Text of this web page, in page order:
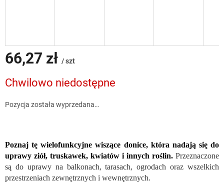
66,27 zł / szt
jednostkowa:
Chwilowo niedostępne
Pozycja została wyprzedana…
Poznaj tę wielofunkcyjne wiszące donice, która nadają się do
uprawy ziół, truskawek, kwiatów i innych roślin. Przeznaczone
są do uprawy na balkonach, tarasach, ogrodach oraz wszelkich
przestrzeniach zewnętrznych i wewnętrznych.